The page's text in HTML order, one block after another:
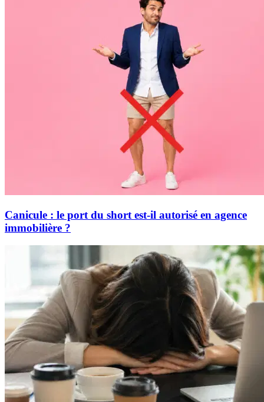
Canicule : le port du short est-il autorisé en agence
immobilière ?